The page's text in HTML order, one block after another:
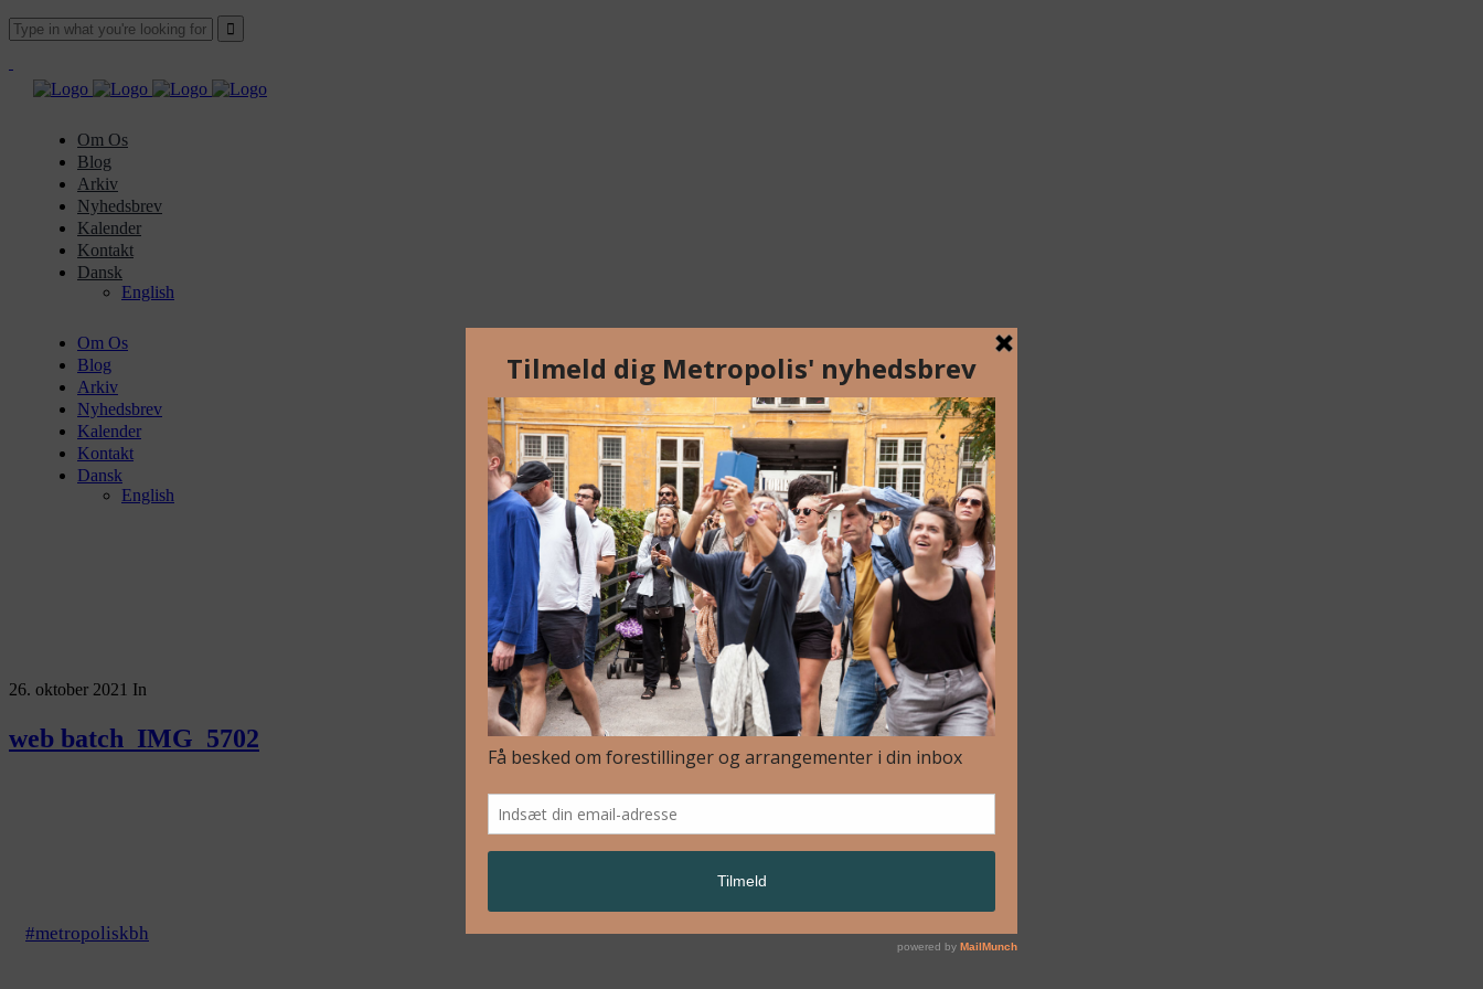
Om Os
Blog
Arkiv
Nyhedsbrev
Kalender
Kontakt
Dansk
English
Om Os
Blog
Arkiv
Nyhedsbrev
Kalender
Kontakt
Dansk
English
26. oktober 2021 In
web batch_IMG_5702
#metropoliskbh